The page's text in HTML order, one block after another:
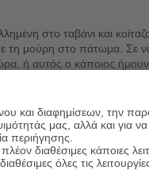
στο ταβάνι και
τη μούρη στο πάτωμα.
αυτός ο κάποιος ήμουν
να γίνω φύλακας
Ένα βιβλίο για όσα
και διαφημίσεων, την
μας, αλλά και για
περιήγησης.
διαθέσιμες κάποιες
όλες τις